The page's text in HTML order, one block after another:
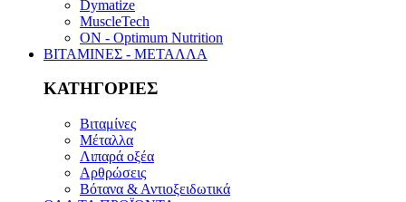
Dymatize
MuscleTech
ON - Optimum Nutrition
ΒΙΤΑΜΙΝΕΣ - ΜΕΤΑΛΛΑ
ΚΑΤΗΓΟΡΙΕΣ
Βιταμίνες
Μέταλλα
Λιπαρά οξέα
Αρθρώσεις
Βότανα & Αντιοξειδωτικά